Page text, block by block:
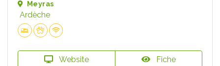
Meyras
Ardèche
Website Fiche